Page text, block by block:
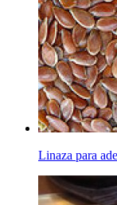
Linaza para